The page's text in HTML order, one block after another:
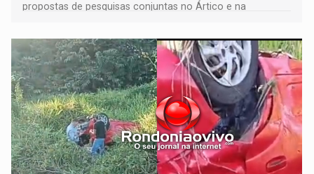
propostas de pesquisas conjuntas no Ártico e na